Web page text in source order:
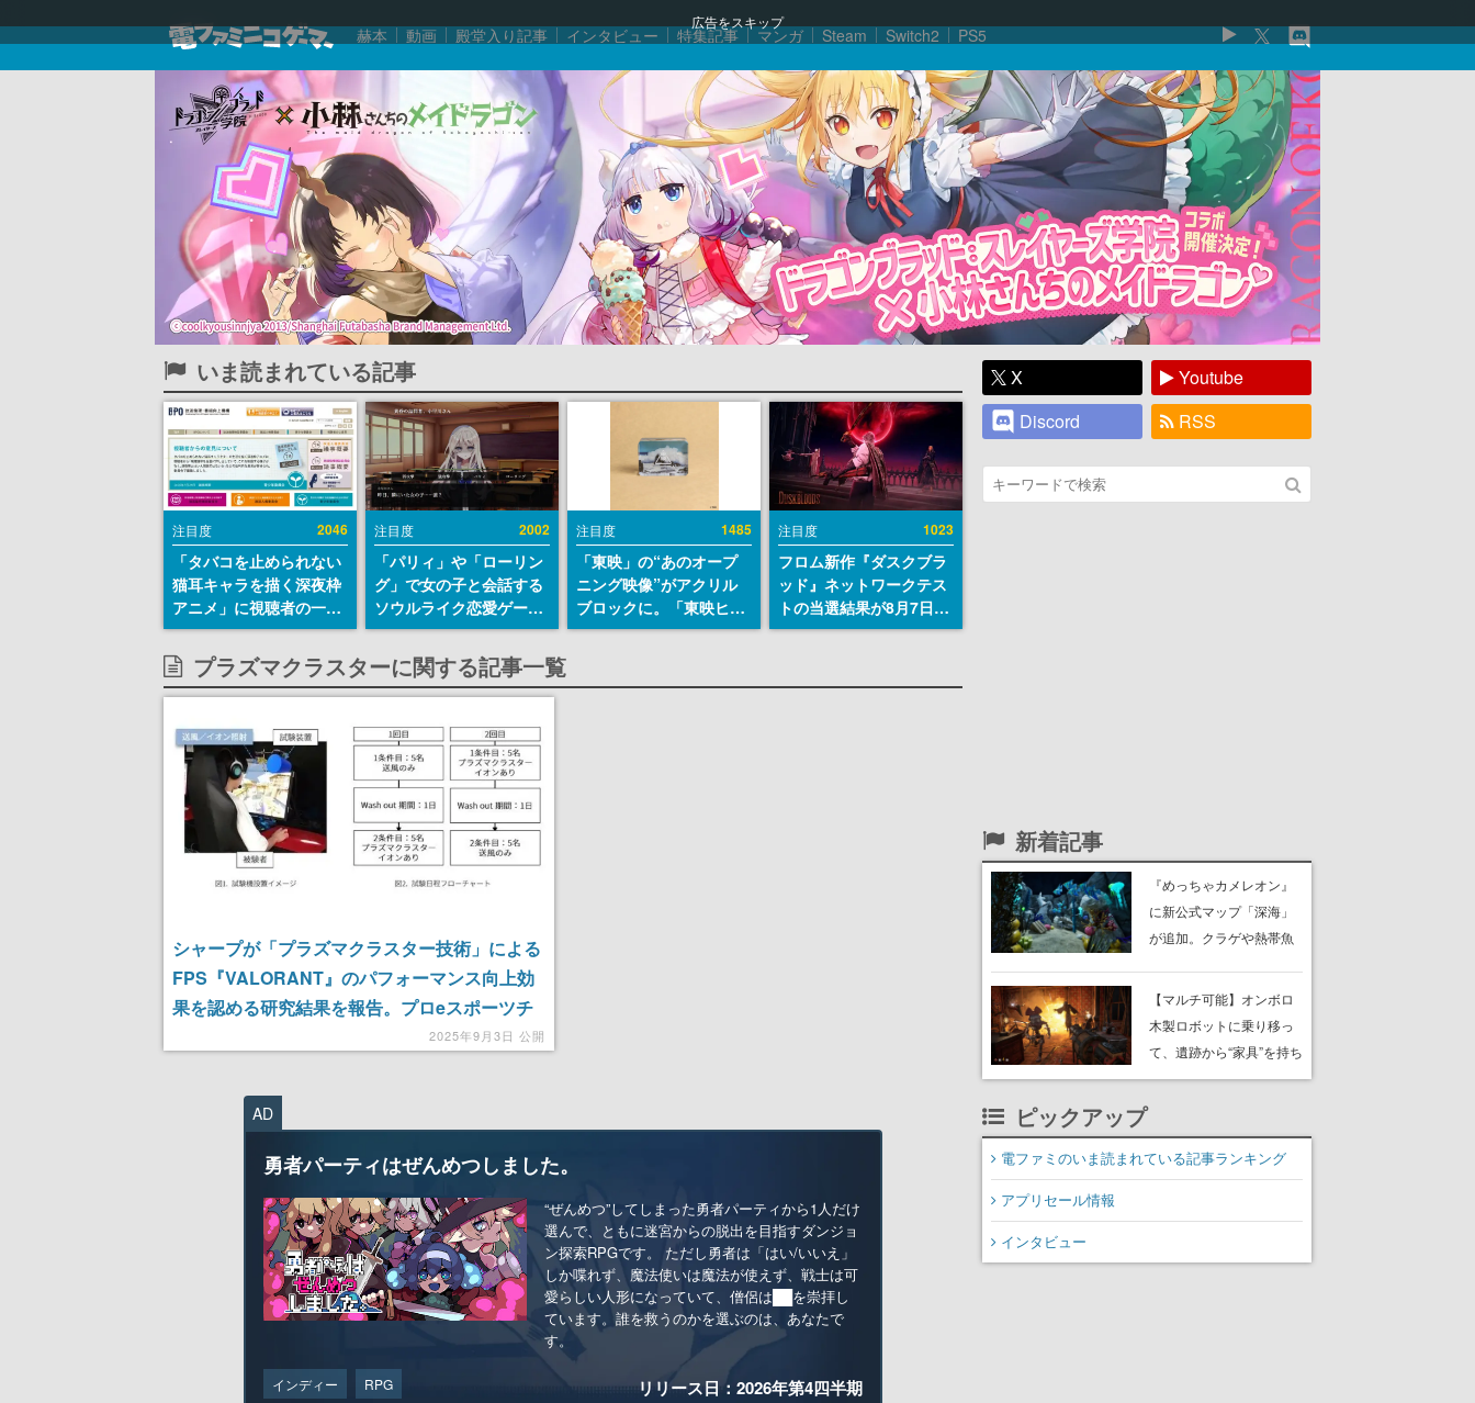
広告をスキップ
赫本 動画 殿堂入り記事 インタビュー 特集記事 マンガ Steam Switch2 PS5
いま読まれている記事
注目度 2046
「タバコを止められない
猫耳キャラを描く深夜枠
アニメ」に視聴者の一部
から批判意見。違法薬物
の使用と思しき描写も含
めて、BPOが議論を交わ
す
注目度 2002
「パリィ」や「ローリン
グ」で女の子と会話する
ソウルライク恋愛ゲーム
『小早川さんはソウルラ
イク』無料公開。返事に
失敗すると「YOU
DIED」
注目度 1485
「東映」の“あのオープ
ニング映像”がアクリル
ブロックに。「東映ヒス
トリカル グッズコレクシ
注目度 1023
フロム新作『ダスクブラ
ッド』ネットワークテス
トの当選結果が8月7日22
時に発表。応募サイトの
プラズマクラスターに関する記事一覧
シャープが「プラズマクラスター技術」による
FPS『VALORANT』のパフォーマンス向上効
果を認める研究結果を報告。プロeスポーツチ
ーム「QT DIG∞」の協力のもと、与ダメージと
2025年9月3日 公開
AD
勇者パーティはぜんめつしました。
“ぜんめつ”してしまった勇者パーティから1人だけ
選んで、ともに迷宮からの脱出を目指すダンジョ
ン探索RPGです。 ただし勇者は「はい/いいえ」
しか喋れず、魔法使いは魔法が使えず、戦士は可
愛らしい人形になっていて、僧侶は██を崇拝し
ています。誰を救うのかを選ぶのは、あなたで
す。
インディー RPG リリース日：2026年第4四半期
X
Youtube
Discord
RSS
新着記事
『めっちゃカメレオン』
に新公式マップ「深海」
が追加。クラゲや熱帯魚
や大きな貝も
【マルチ可能】オンボロ
木製ロボットに乗り移っ
て、遺跡から“家具”を持ち
帰るホラーアクションゲ
売。迫る“腐敗”から逃げ延
び、持ち帰った家具で基
ピックアップ
電ファミのいま読まれている記事ランキング
アプリセール情報
インタビュー